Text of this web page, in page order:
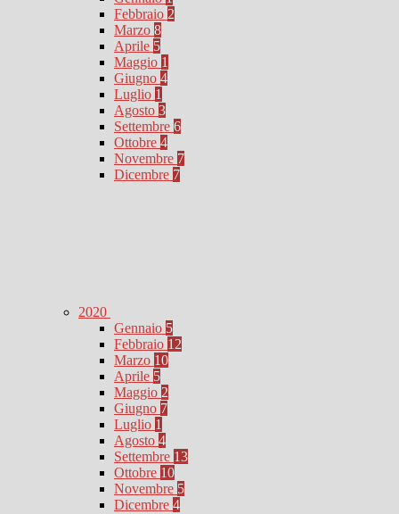
Febbraio 2
Marzo 8
Aprile 5
Maggio 1
Giugno 4
Luglio 1
Agosto 3
Settembre 6
Ottobre 4
Novembre 7
Dicembre 7
2020
Gennaio 5
Febbraio 12
Marzo 10
Aprile 5
Maggio 2
Giugno 7
Luglio 1
Agosto 4
Settembre 13
Ottobre 10
Novembre 5
Dicembre 4